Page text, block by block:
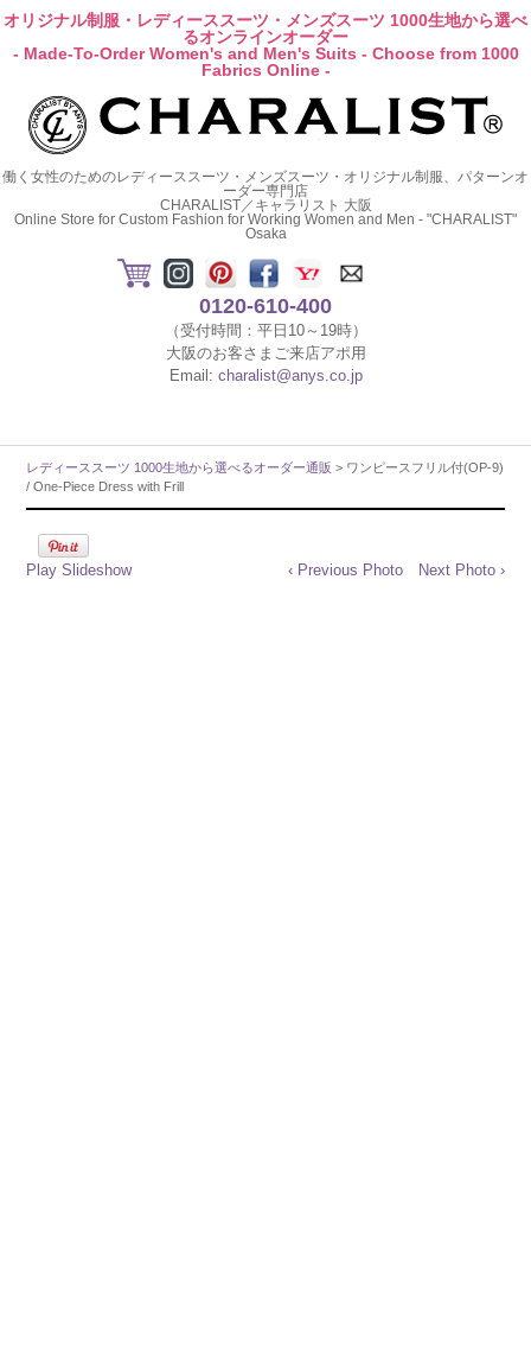
オリジナル制服・レディーススーツ・メンズスーツ 1000生地から選べ
るオンラインオーダー
- Made-To-Order Women's and Men's Suits - Choose from 1000
Fabrics Online -
働く女性のためのレディーススーツ・メンズスーツ・オリジナル制服、パターンオ
ーダー専門店
CHARALIST／キャラリスト 大阪
Online Store for Custom Fashion for Working Women and Men - "CHARALIST"
Osaka
0120-610-400
（受付時間：平日10～19時）
大阪のお客さまご来店アポ用
Email: charalist@anys.co.jp
レディーススーツ 1000生地から選べるオーダー通販 > ワンピースフリル付(OP-9)
/ One-Piece Dress with Frill
Play Slideshow ‹ Previous Photo Next Photo ›